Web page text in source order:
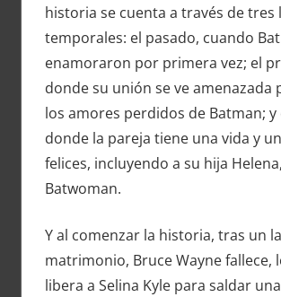
historia se cuenta a través de tres
temporales: el pasado, cuando Bat
enamoraron por primera vez; el
donde su unión se ve amenazada
los amores perdidos de Batman;
donde la pareja tiene una vida y
felices, incluyendo a su hija
Batwoman.
Y al comenzar la historia, tras un
matrimonio, Bruce Wayne fallece,
libera a Selina Kyle para saldar